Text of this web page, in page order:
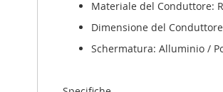
Materiale del Conduttore:
Dimensione del
Schermatura: Alluminio /